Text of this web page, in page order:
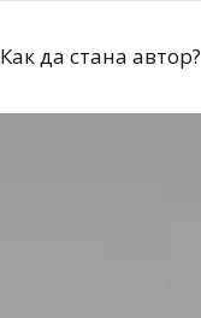
Как да стана автор?